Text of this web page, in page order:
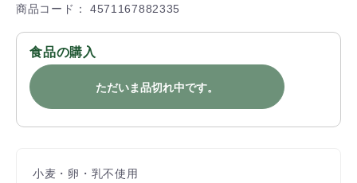
商品コード： 4571167882335
食品の購入
ただいま品切れ中です。
小麦・卵・乳不使用